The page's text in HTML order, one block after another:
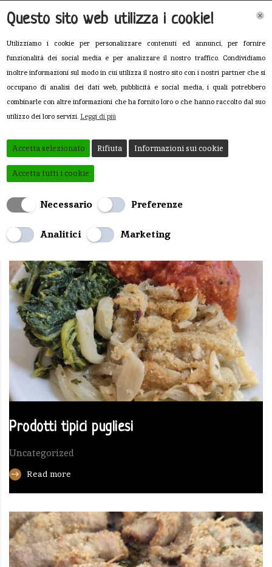
Uncategorized
Filodilatte>Uncategorized
Prodotti tipici pugliesi
Uncategorized
Read more
Questo sito web utilizza i cookie!
Utilizziamo i cookie per personalizzare contenuti ed annunci, per fornire
funzionalità dei social media e per analizzare il nostro traffico. Condividiamo
inoltre informazioni sul modo in cui utilizza il nostro sito con i nostri partner che si
occupano di analisi dei dati web, pubblicità e social media, i quali potrebbero
combinarle con altre informazioni che ha fornito loro o che hanno raccolto dal suo
utilizzo dei loro servizi. Leggi di più
Accetta selezionato Rifiuta Informazioni sui cookie
Accetta tutti i cookie
Necessario Preferenze
Analitici Marketing